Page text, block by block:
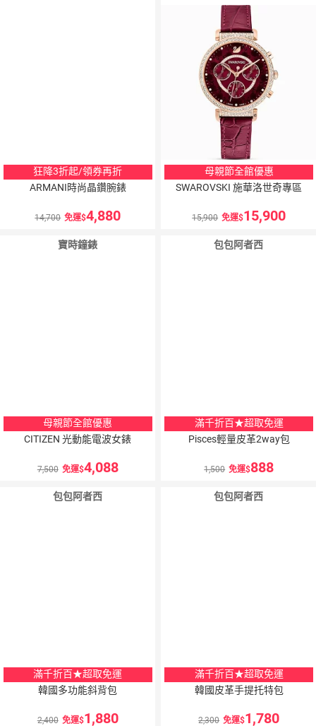
狂降3折起/領券再折
ARMANI時尚晶鑽腕錶
14,700 免運 4,880
母親節全館優惠
SWAROVSKI 施華洛世奇專區
15,900 免運 15,900
寶時鐘錶
母親節全館優惠
CITIZEN 光動能電波女錶
7,500 免運 4,088
包包阿者西
滿千折百★超取免運
Pisces輕量皮革2way包
1,500 免運 888
包包阿者西
滿千折百★超取免運
韓國多功能斜背包
2,400 免運 1,880
包包阿者西
滿千折百★超取免運
韓國皮革手提托特包
2,300 免運 1,780